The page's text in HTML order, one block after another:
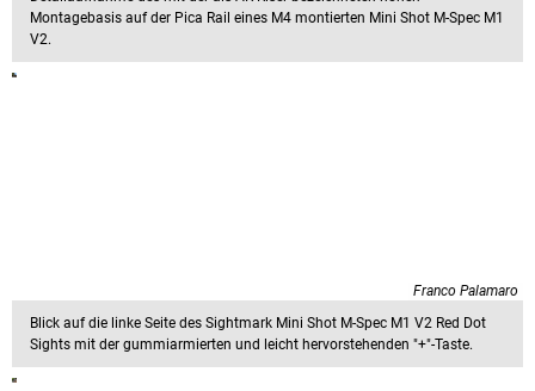
Montagebasis auf der Pica Rail eines M4 montierten Mini Shot M-Spec M1
V2.
Franco Palamaro
Blick auf die linke Seite des Sightmark Mini Shot M-Spec M1 V2 Red Dot
Sights mit der gummiarmierten und leicht hervorstehenden "+"-Taste.